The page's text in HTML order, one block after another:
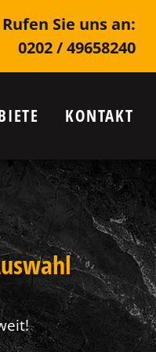
Rufen Sie uns an:
0202 / 49658240
KONTAKT